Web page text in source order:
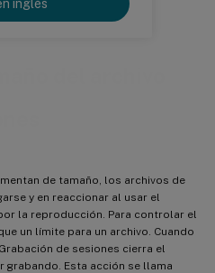
inglés
de tamaño, los archivos de
y en reaccionar al usar el
la reproducción. Para controlar el
un límite para un archivo. Cuando
de sesiones cierra el
grabando. Esta acción se llama